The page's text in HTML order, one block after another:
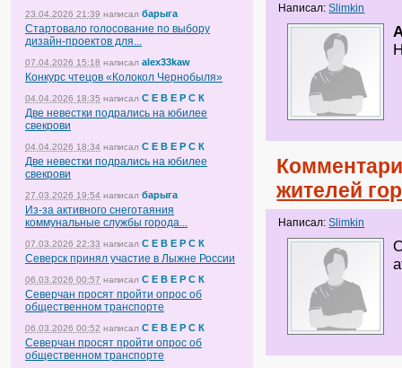
23.04.2026 21:39 написал барыга
Стартовало голосование по выбору
дизайн-проектов для...
07.04.2026 15:18 написал alex33kaw
Конкурс чтецов «Колокол Чернобыля»
04.04.2026 18:35 написал С Е В Е Р С К
Две невестки подрались на юбилее
свекрови
04.04.2026 18:34 написал С Е В Е Р С К
Две невестки подрались на юбилее
свекрови
27.03.2026 19:54 написал барыга
Из-за активного снеготаяния
коммунальные службы города...
07.03.2026 22:33 написал С Е В Е Р С К
Северск принял участие в Лыжне России
06.03.2026 00:57 написал С Е В Е Р С К
Северчан просят пройти опрос об
общественном транспорте
06.03.2026 00:52 написал С Е В Е Р С К
Северчан просят пройти опрос об
общественном транспорте
Написал:Slimkin
жителей
Написал:Slimkin